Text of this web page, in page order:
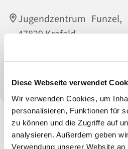
Diese Webseite verwendet
Wir verwenden Cookies, um
personalisieren, Funktionen für
zu können und die Zugriffe auf
analysieren. Außerdem geben
Verwendung unserer Website
Jugendzentrum
47829 Krefeld
Kontakt: Dunja König
E-Mail: jz-funzel@ev-gv.de